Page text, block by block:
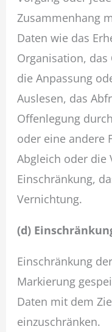
Zusammenhang
Daten wie das
Organisation, das
die Anpassung
Auslesen, das
Offenlegung
oder eine andere
Abgleich oder die
Einschränkung,
Vernichtung.
(d)
Einschränkung
Markierung
Daten mit dem
einzuschränken.